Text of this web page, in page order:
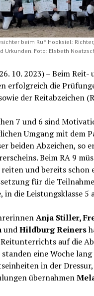
beim RuF Hooksiel:
Urkunden. Foto: Elsbeth
10. 2023) – Beim
erfolgreich die
der Reitabzeichen
7 und 6 sind
Umgang mit dem
beiden Abzeichen, so
Beim RA 9
und bereits schon
für die
in die Leistungsklasse 5
Anja Stiller,
undHildburg Reiners
auf die
standen eine Woche
in der
übernahmen